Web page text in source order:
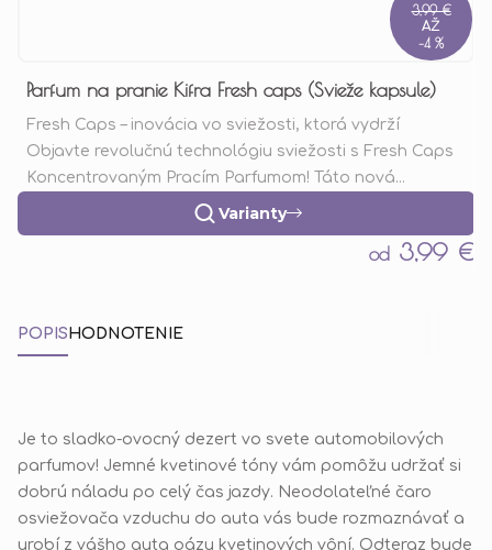
3,99 €
AŽ
–4 %
Parfum na pranie Kifra Fresh caps (Svieže kapsule)
od 3,99 €
Varianty
Fresh Caps – inovácia vo sviežosti, ktorá vydrží
Objavte revolučnú technológiu sviežosti s Fresh Caps
Koncentrovaným Pracím Parfumom! Táto nová...
POPIS HODNOTENIE
Je to sladko-ovocný dezert vo svete automobilových
parfumov! Jemné kvetinové tóny vám pomôžu udržať si
dobrú náladu po celý čas jazdy. Neodolateľné čaro
osviežovača vzduchu do auta vás bude rozmaznávať a
urobí z vášho auta oázu kvetinových vôní. Odteraz bude